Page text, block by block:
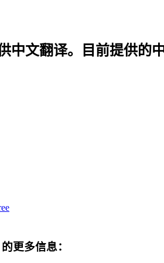
中文翻译。目前提供的
更多信息：